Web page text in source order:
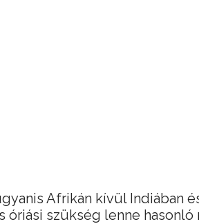
Afrikán kívül Indiában
óriási szükség lenne hasonló